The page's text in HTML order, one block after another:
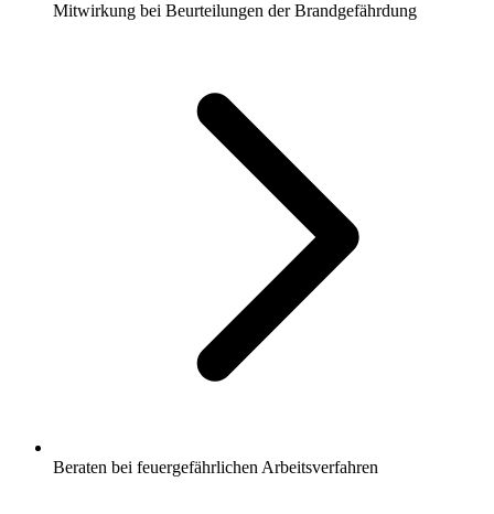
Mitwirkung bei Beurteilungen der Brandgefährdung
Beraten bei feuergefährlichen Arbeitsverfahren